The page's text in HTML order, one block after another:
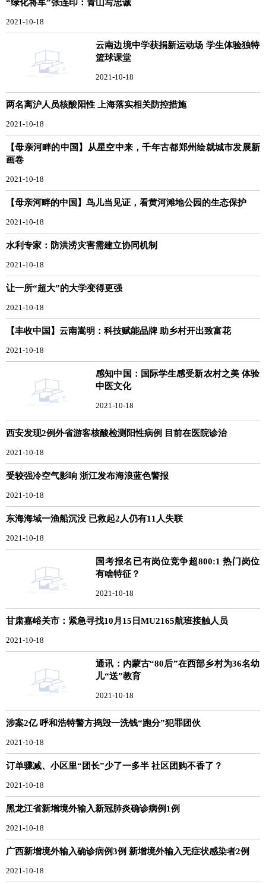
“绿化将军”张连印：青山写忠诚
2021-10-18
云南边境中学获捐新运动场 学生体验独特
篮球课堂
2021-10-18
两名离沪人员核酸阳性 上海落实相关防控措施
2021-10-18
【母亲河畔的中国】从星空中来，千年古都郑州绘就城市发展新
画卷
2021-10-18
【母亲河畔的中国】鸟儿当见证，看黄河滩地公园的生态保护
2021-10-18
水利专家：防洪涝灾害需建立协同机制
2021-10-18
让一所“超大”的大学变得更强
2021-10-18
【丰收中国】云南嵩明：科技赋能品牌 助乡村开出致富花
2021-10-18
感知中国：国际学生感受新农村之美 体验
中医文化
2021-10-18
西安发现2例外省游客核酸检测阳性病例 目前在医院诊治
2021-10-18
受较强冷空气影响 浙江发布海浪蓝色警报
2021-10-18
东海海域一渔船沉没 已救起2人仍有11人失联
2021-10-18
国考报名已有岗位竞争超800:1 热门岗位
有啥特征？
2021-10-18
甘肃嘉峪关市：紧急寻找10月15日MU2165航班接触人员
2021-10-18
通讯：内蒙古“80后”在西部乡村为36名幼
儿“送”教育
2021-10-18
涉案2亿 呼和浩特警方捣毁一洗钱“跑分”犯罪团伙
2021-10-18
订单骤减、小区里“团长”少了一多半 社区团购不香了？
2021-10-18
黑龙江省新增境外输入新冠肺炎确诊病例1例
2021-10-18
广西新增境外输入确诊病例3例 新增境外输入无症状感染者2例
2021-10-18